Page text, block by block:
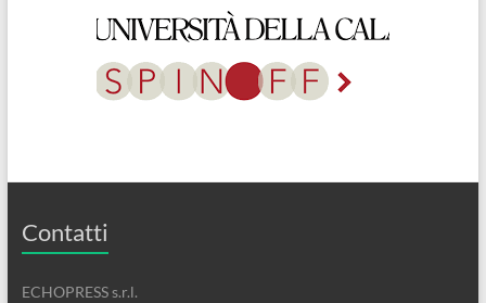
Contatti
ECHOPRESS s.r.l.